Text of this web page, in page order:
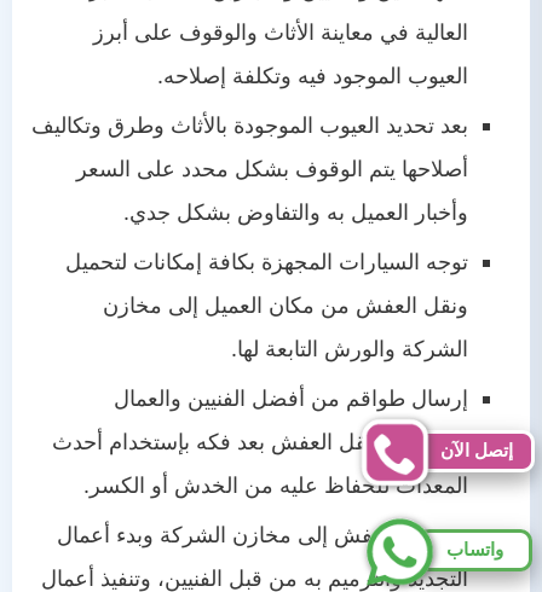
العالية في معاينة الأثاث والوقوف على أبرز
العيوب الموجود فيه وتكلفة إصلاحه.
بعد تحديد العيوب الموجودة بالأثاث وطرق وتكاليف
أصلاحها يتم الوقوف بشكل محدد على السعر
وأخبار العميل به والتفاوض بشكل جدي.
توجه السيارات المجهزة بكافة إمكانات لتحميل
ونقل العفش من مكان العميل إلى مخازن
الشركة والورش التابعة لها.
إرسال طواقم من أفضل الفنيين والعمال
والنجارين لنقل العفش بعد فكه بإستخدام أحدث
المعدات للحفاظ عليه من الخدش أو الكسر.
يتم نقل العفش إلى مخازن الشركة وبدء أعمال
التجديد والترميم به من قبل الفنيين، وتنفيذ أعمال
إتصل الآن
واتساب